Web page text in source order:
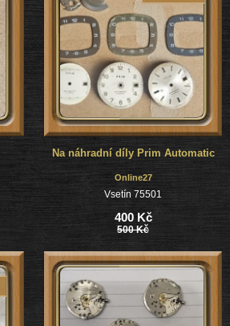
Na náhradní díly Prim Automatic
Online27
Vsetín 75501
400 Kč
500 Kč